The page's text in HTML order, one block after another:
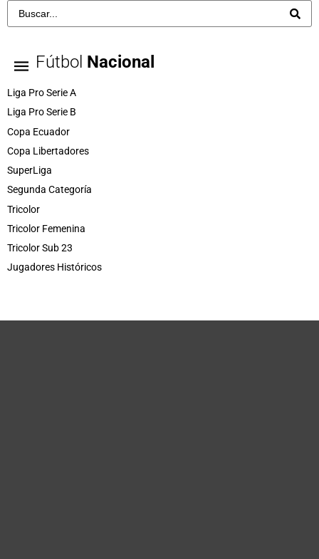
Fútbol Nacional
Liga Pro Serie A
Liga Pro Serie B
Copa Ecuador
Copa Libertadores
SuperLiga
Segunda Categoría
Tricolor
Tricolor Femenina
Tricolor Sub 23
Jugadores Históricos